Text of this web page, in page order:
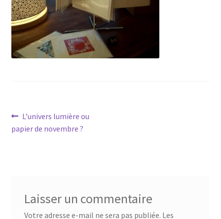
Navigation
de
Article
précédent :
L’univers lumière ou
papier de novembre ?
Laisser un commentaire
Votre adresse e-mail ne sera pas publiée. Les